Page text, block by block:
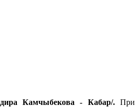
Камчыбекова - Кабар/.При